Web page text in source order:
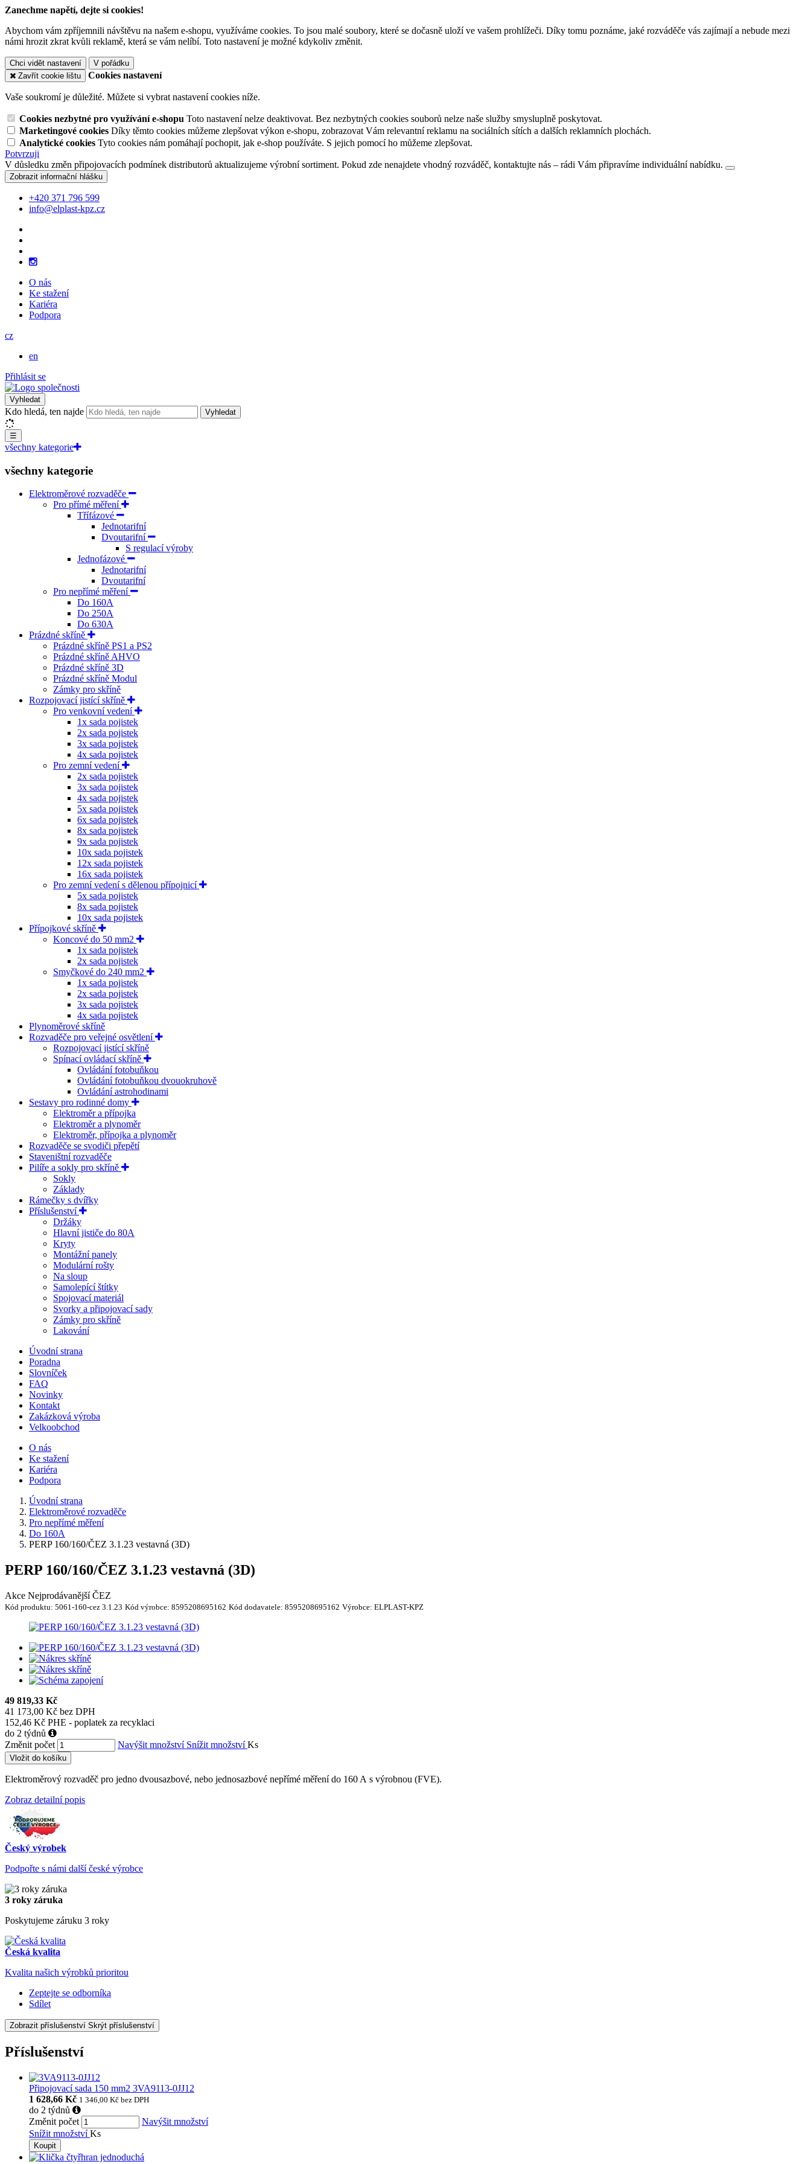
Zanechme napětí, dejte si cookies!
Abychom vám zpříjemnili návštěvu na našem e-shopu, využíváme cookies. To jsou malé soubory, které se dočasně uloží ve vašem prohlížeči. Díky tomu poznáme, jaké rozváděče vás zajímají a nebude mezi
námi hrozit zkrat kvůli reklamě, která se vám nelíbí. Toto nastavení je možné kdykoliv změnit.
Chci vidět nastavení
V pořádku
Zavřít cookie lištu
Cookies nastavení
Vaše soukromí je důležité. Můžete si vybrat nastavení cookies níže.
Cookies nezbytné pro využívání e-shopu Toto nastavení nelze deaktivovat. Bez nezbytných cookies souborů nelze naše služby smysluplně poskytovat.
Marketingové cookies Díky těmto cookies můžeme zlepšovat výkon e-shopu, zobrazovat Vám relevantní reklamu na sociálních sítích a dalších reklamních plochách.
Analytické cookies Tyto cookies nám pomáhají pochopit, jak e-shop používáte. S jejich pomocí ho můžeme zlepšovat.
Potvrzuji
V důsledku změn připojovacích podmínek distributorů aktualizujeme výrobní sortiment. Pokud zde nenajdete vhodný rozváděč, kontaktujte nás – rádi Vám připravíme individuální nabídku.
Zobrazit informační hlášku
+420 371 796 599
info@elplast-kpz.cz
O nás
Ke stažení
Kariéra
Podpora
cz
en
Přihlásit se
Vyhledat
Kdo hledá, ten najde Vyhledat
☰
všechny kategorie
všechny kategorie
Elektroměrové rozvaděče
Pro přímé měření
Třífázové
Jednotarifní
Dvoutarifní
S regulací výroby
Jednofázové
Jednotarifní
Dvoutarifní
Pro nepřímé měření
Do 160A
Do 250A
Do 630A
Prázdné skříně
Prázdné skříně PS1 a PS2
Prázdné skříně AHVO
Prázdné skříně 3D
Prázdné skříně Modul
Zámky pro skříně
Rozpojovací jistící skříně
Pro venkovní vedení
1x sada pojistek
2x sada pojistek
3x sada pojistek
4x sada pojistek
Pro zemní vedení
2x sada pojistek
3x sada pojistek
4x sada pojistek
5x sada pojistek
6x sada pojistek
8x sada pojistek
9x sada pojistek
10x sada pojistek
12x sada pojistek
16x sada pojistek
Pro zemní vedení s dělenou přípojnicí
5x sada pojistek
8x sada pojistek
10x sada pojistek
Přípojkové skříně
Koncové do 50 mm2
1x sada pojistek
2x sada pojistek
Smyčkové do 240 mm2
1x sada pojistek
2x sada pojistek
3x sada pojistek
4x sada pojistek
Plynoměrové skříně
Rozvaděče pro veřejné osvětlení
Rozpojovací jistící skříně
Spínací ovládací skříně
Ovládání fotobuňkou
Ovládání fotobuňkou dvouokruhově
Ovládání astrohodinami
Sestavy pro rodinné domy
Elektroměr a přípojka
Elektroměr a plynoměr
Elektroměr, přípojka a plynoměr
Rozvaděče se svodiči přepětí
Staveništní rozvaděče
Pilíře a sokly pro skříně
Sokly
Základy
Rámečky s dvířky
Příslušenství
Držáky
Hlavní jističe do 80A
Kryty
Montážní panely
Modulární rošty
Na sloup
Samolepící štítky
Spojovací materiál
Svorky a připojovací sady
Zámky pro skříně
Lakování
Úvodní strana
Poradna
Slovníček
FAQ
Novinky
Kontakt
Zakázková výroba
Velkoobchod
O nás
Ke stažení
Kariéra
Podpora
Úvodní strana
Elektroměrové rozvaděče
Pro nepřímé měření
Do 160A
PERP 160/160/ČEZ 3.1.23 vestavná (3D)
PERP 160/160/ČEZ 3.1.23 vestavná (3D)
Akce Nejprodávanější ČEZ
Kód produktu: 5061-160-cez 3.1.23 Kód výrobce: 8595208695162 Kód dodavatele: 8595208695162 Výrobce: ELPLAST-KPZ
49 819,33 Kč
41 173,00 Kč bez DPH
152,46 Kč PHE - poplatek za recyklaci
do 2 týdnů
Změnit počet
Navýšit množství Snížit množstvíKs
Vložit do košíku
Elektroměrový rozvaděč pro jedno dvousazbové, nebo jednosazbové nepřímé měření do 160 A s výrobnou (FVE).
Zobraz detailní popis
Český výrobek
Podpořte s námi další české výrobce
3 roky záruka
Poskytujeme záruku 3 roky
Česká kvalita
Kvalita našich výrobků prioritou
Zeptejte se odborníka
Sdílet
Zobrazit příslušenství Skrýt příslušenství
Příslušenství
Připojovací sada 150 mm2 3VA9113-0JJ12
1 628,66 Kč 1 346,00 Kč bez DPH
do 2 týdnů
Změnit počet
Navýšit množství
Snížit množstvíKs
Koupit